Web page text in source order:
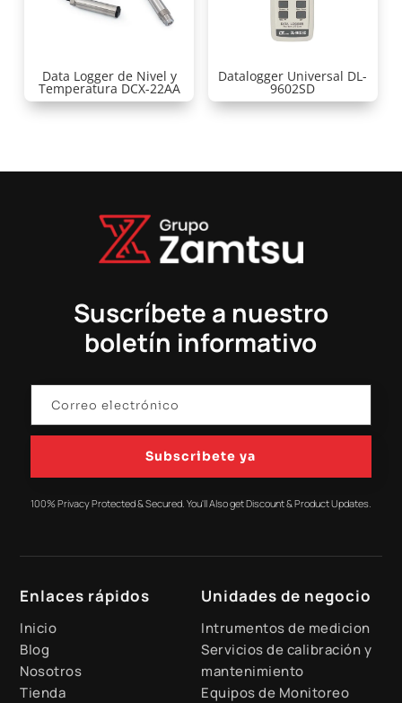
Data Logger de Nivel y
Temperatura DCX-22AA
Datalogger Universal DL-
9602SD
Suscríbete a nuestro
boletín informativo
Subscribete ya
100% Privacy Protected & Secured. You'll Also get Discount & Product Updates.
Enlaces rápidos
Inicio
Blog
Nosotros
Tienda
Unidades de negocio
Intrumentos de medicion
Servicios de calibración y
mantenimiento
Equipos de Monitoreo